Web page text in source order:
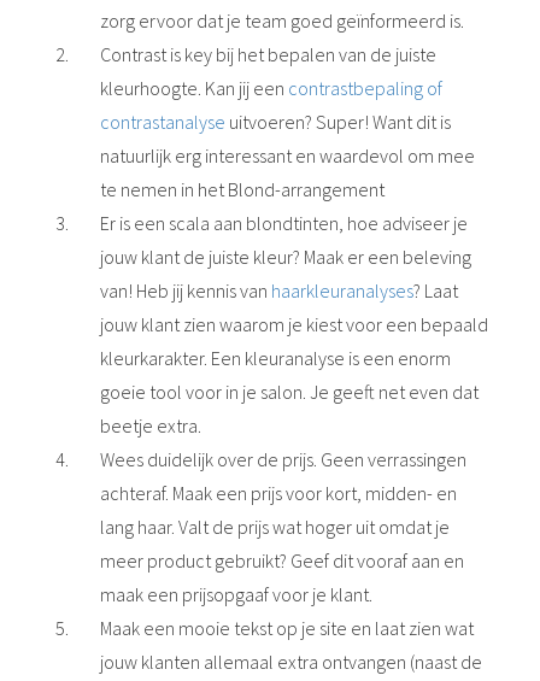
zorg ervoor dat je team goed geïnformeerd is.
Contrast is key bij het bepalen van de juiste
kleurhoogte. Kan jij een contrastbepaling of
contrastanalyse uitvoeren? Super! Want dit is
natuurlijk erg interessant en waardevol om mee
te nemen in het Blond-arrangement
Er is een scala aan blondtinten, hoe adviseer je
jouw klant de juiste kleur? Maak er een beleving
van! Heb jij kennis van haarkleuranalyses? Laat
jouw klant zien waarom je kiest voor een bepaald
kleurkarakter. Een kleuranalyse is een enorm
goeie tool voor in je salon. Je geeft net even dat
beetje extra.
Wees duidelijk over de prijs. Geen verrassingen
achteraf. Maak een prijs voor kort, midden- en
lang haar. Valt de prijs wat hoger uit omdat je
meer product gebruikt? Geef dit vooraf aan en
maak een prijsopgaaf voor je klant.
Maak een mooie tekst op je site en laat zien wat
jouw klanten allemaal extra ontvangen (naast de